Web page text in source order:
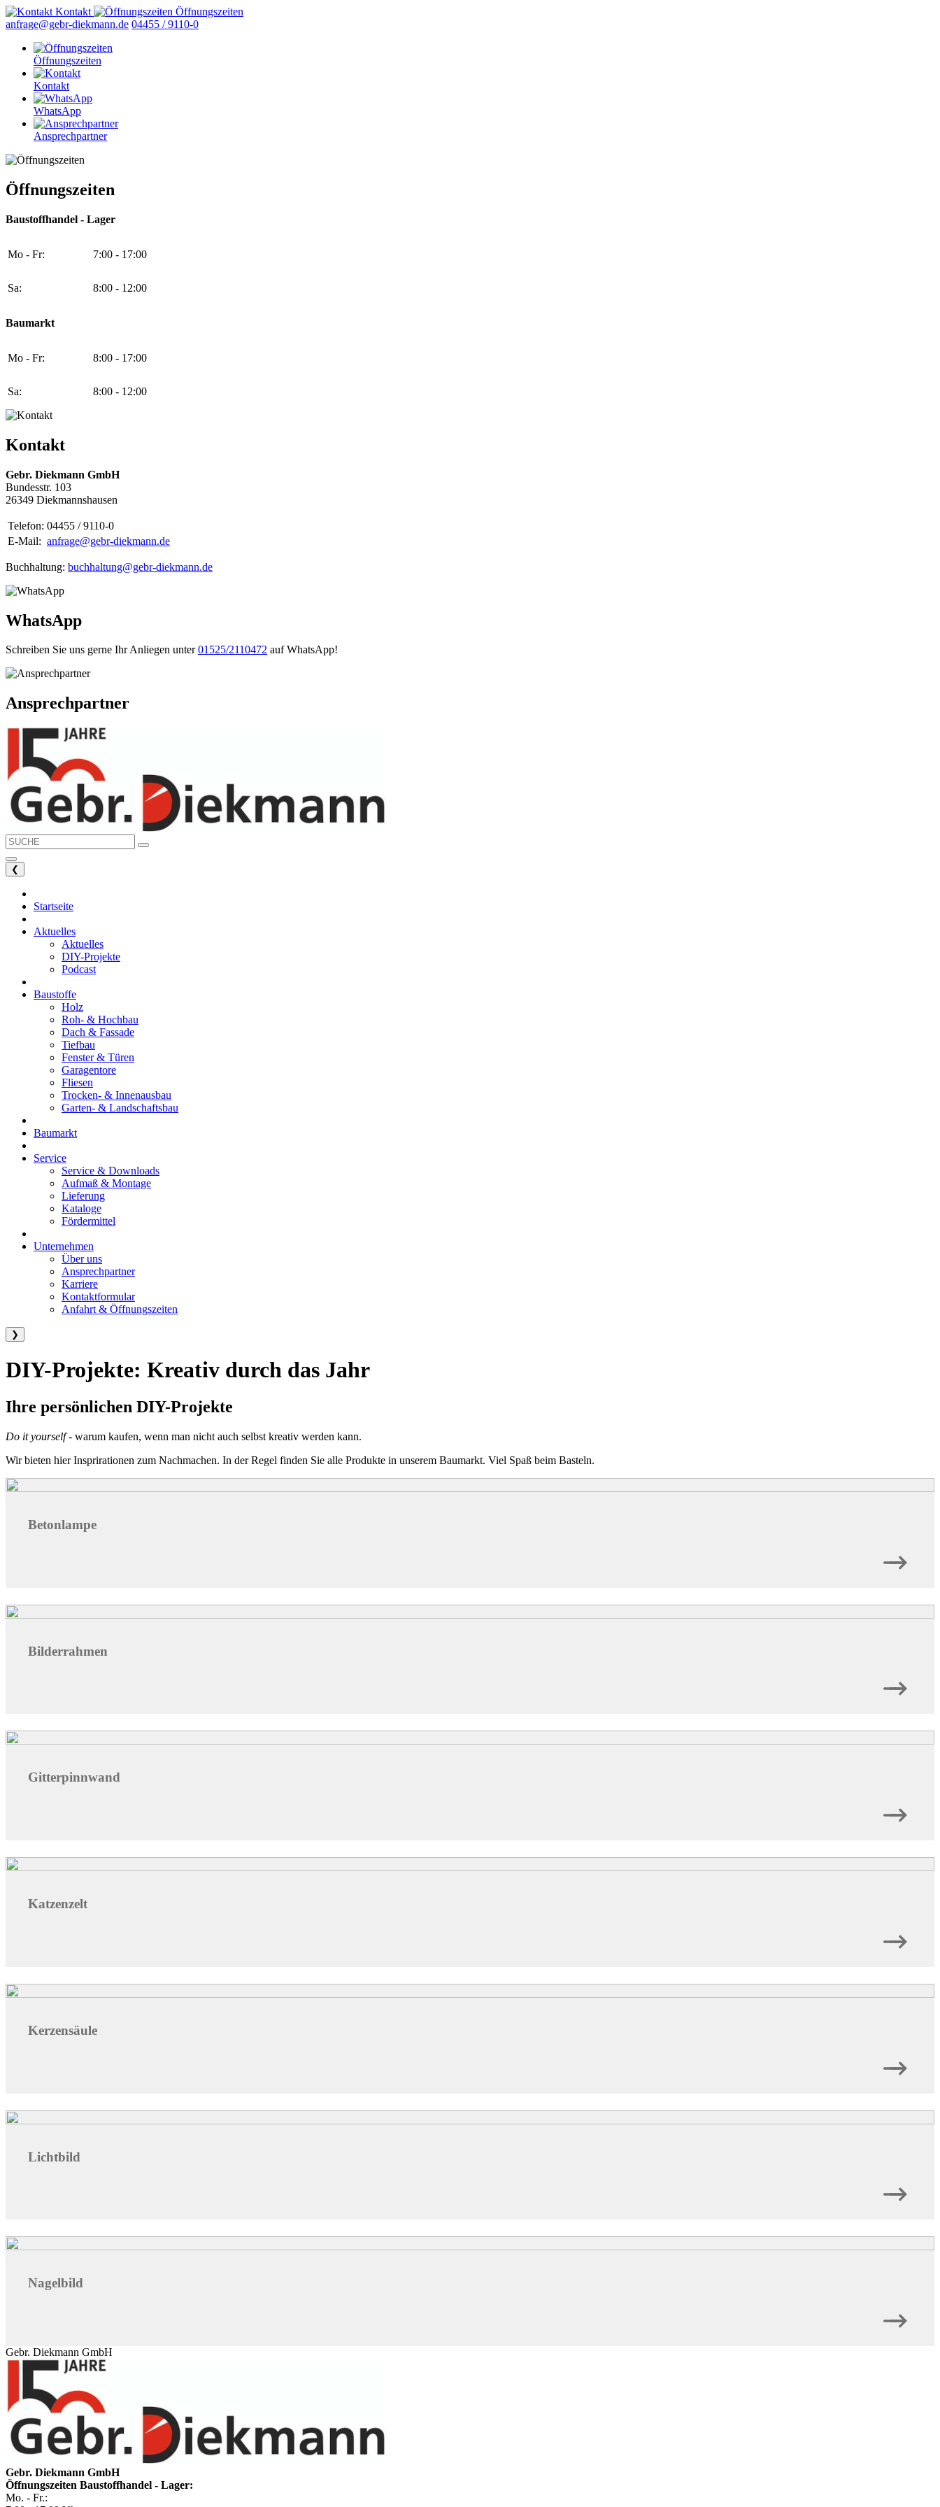
Kontakt
Öffnungszeiten
anfrage@gebr-diekmann.de 04455 / 9110-0
Öffnungszeiten
Kontakt
WhatsApp
Ansprechpartner
Öffnungszeiten
Baustoffhandel - Lager
Mo - Fr: 7:00 - 17:00
Sa: 8:00 - 12:00
Baumarkt
Mo - Fr: 8:00 - 17:00
Sa: 8:00 - 12:00
Kontakt
Gebr. Diekmann GmbH
Bundesstr. 103
26349 Diekmannshausen
Telefon: 04455 / 9110-0
E-Mail: anfrage@gebr-diekmann.de
Buchhaltung: buchhaltung@gebr-diekmann.de
WhatsApp
Schreiben Sie uns gerne Ihr Anliegen unter01525/2110472 auf WhatsApp!
Ansprechpartner
❮
Startseite
Aktuelles
Aktuelles
DIY-Projekte
Podcast
Baustoffe
Holz
Roh- & Hochbau
Dach & Fassade
Tiefbau
Fenster & Türen
Garagentore
Fliesen
Trocken- & Innenausbau
Garten- & Landschaftsbau
Baumarkt
Service
Service & Downloads
Aufmaß & Montage
Lieferung
Kataloge
Fördermittel
Unternehmen
Über uns
Ansprechpartner
Karriere
Kontaktformular
Anfahrt & Öffnungszeiten
❯
DIY-Projekte: Kreativ durch das Jahr
Ihre persönlichen DIY-Projekte
Do it yourself- warum kaufen, wenn man nicht auch selbst kreativ werden kann.
Wir bieten hier Insprirationen zum Nachmachen. In der Regel finden Sie alle Produkte in unserem Baumarkt. Viel Spaß beim Basteln.
Betonlampe
Bilderrahmen
Gitterpinnwand
Katzenzelt
Kerzensäule
Lichtbild
Nagelbild
Gebr. Diekmann GmbH
Gebr. Diekmann GmbH
Öffnungszeiten Baustoffhandel - Lager:
Mo. - Fr.: